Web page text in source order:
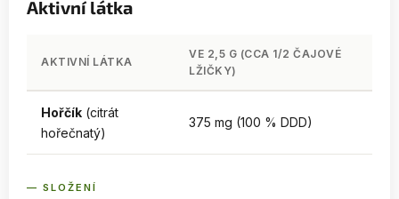
Aktivní látka
AKTIVNÍ LÁTKA
VE 2,5 G (CCA 1/2 ČAJOVÉ
LŽIČKY)
Hořčík (citrát
hořečnatý)
375 mg (100 % DDD)
— SLOŽENÍ